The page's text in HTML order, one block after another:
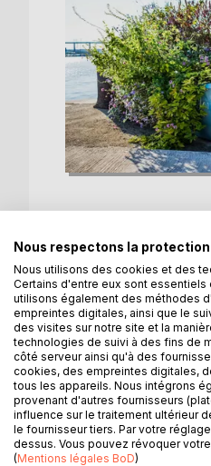
DESCRIPTION
Sur le rivage se
relevé pour la
Catherine
Accompagnez-la
Camargue. Une
Nous respectons la
Nous utilisons des cookies et des
Certains d'entre eux sont
utilisons également des méthodes
empreintes digitales, ainsi que le
des visites sur notre site et la
technologies de suivi à des fins de
côté serveur ainsi qu'à des
cookies, des empreintes digitales,
tous les appareils. Nous intégrons
provenant d'autres fournisseurs
influence sur le traitement ultérieur
le fournisseur tiers. Par votre
dessus. Vous pouvez révoquer
(Mentions légales BoD)